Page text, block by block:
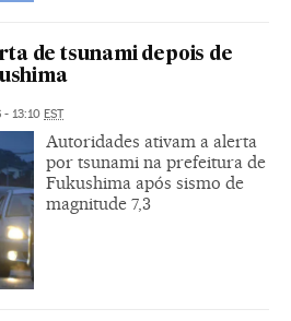
de tsunami depois de
- 13:10 EST
Autoridades ativam a alerta
por tsunami na prefeitura de
Fukushima após sismo de
magnitude 7,3